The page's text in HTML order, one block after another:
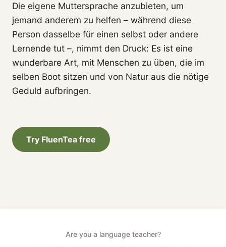
Die eigene Muttersprache anzubieten, um
jemand anderem zu helfen – während diese
Person dasselbe für einen selbst oder andere
Lernende tut –, nimmt den Druck: Es ist eine
wunderbare Art, mit Menschen zu üben, die im
selben Boot sitzen und von Natur aus die nötige
Geduld aufbringen.
Try FluenTea free
Are you a language teacher?